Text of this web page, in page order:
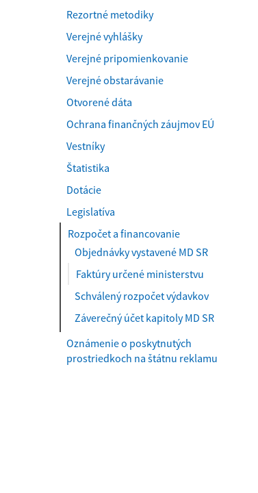
Rezortné metodiky
Verejné vyhlášky
Verejné pripomienkovanie
Verejné obstarávanie
Otvorené dáta
Ochrana finančných záujmov EÚ
Vestníky
Štatistika
Dotácie
Legislatíva
Rozpočet a financovanie
Objednávky vystavené MD SR
Faktúry určené ministerstvu
Schválený rozpočet výdavkov
Záverečný účet kapitoly MD SR
Oznámenie o poskytnutých
prostriedkoch na štátnu reklamu